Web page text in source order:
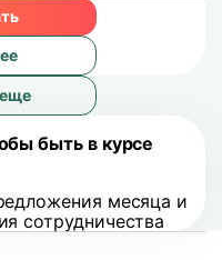
быть в курсе
месяца и
сотрудничества